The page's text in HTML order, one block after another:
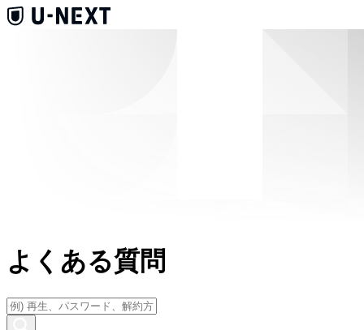
よくある質問